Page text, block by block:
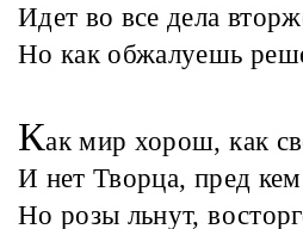
Идет во все дела
Но как обжалуешь
Как мир хорош, как
И нет Творца, пред
Но розы льнут,